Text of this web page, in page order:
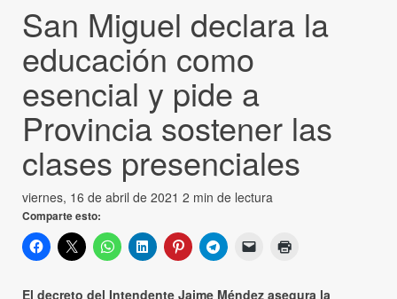
San Miguel declara la
educación como
esencial y pide a
Provincia sostener las
clases presenciales
viernes, 16 de abril de 2021 2 min de lectura
Comparte esto:
El decreto del Intendente Jaime Méndez asegura la